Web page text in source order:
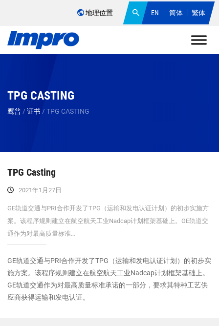
地理位置 EN 简体 繁体
TPG CASTING
鹰普/ 证书 / TPG CASTING
TPG Casting
2021年1月27日
GE轨道交通与PRI合作开发了TPG（运输和发电认证计划）的初步实施方
案。该程序规则建立在航空航天工业Nadcap计划框架基础上。GE轨道交
通作为对最高质量标准…
GE轨道交通与PRI合作开发了TPG（运输和发电认证计划）的初步实
施方案。该程序规则建立在航空航天工业Nadcap计划框架基础上。
GE轨道交通作为对最高质量标准承诺的一部分，要求其特种工艺供
应商获得运输和发电认证。